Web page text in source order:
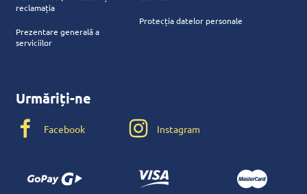
reclamația
Prezentare generală a
serviciilor
Protecția datelor personale
Urmăriți-ne
Facebook Instagram